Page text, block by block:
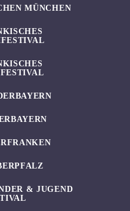
MÜNCHEN
& JUGEND